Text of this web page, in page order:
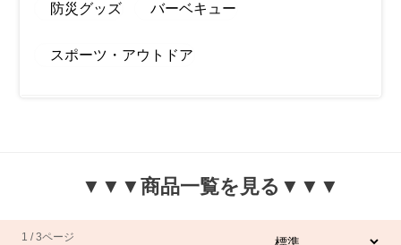
防災グッズ バーベキュー
スポーツ・アウトドア
▼▼▼商品一覧を見る▼▼▼
1 / 3ページ